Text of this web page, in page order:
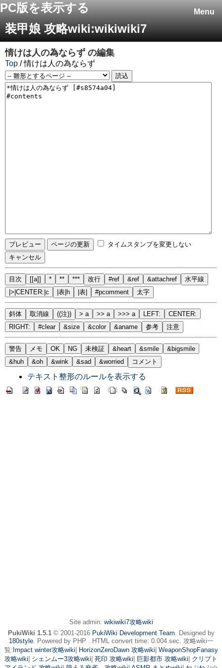
Menu
PC版を表示する
装甲娘 攻略wiki:wikiwiki7
情けは人の為ならず の編集
Top / 情けは人の為ならず
タイムスタンプを変更しない
目次 [[a]] * ** *** 改行 #ref &ref &attachref
水平線
|>|CENTER:|c
|表|h |表| #pcomment 太字
斜体 取消線 ((注)) > a >> a >>> a LEFT:
CENTER:
RIGHT:
#clear &size &color &aname 参考 注意
警告 メモ OK NG 未検証 &heart &smile
&bigsmile
&huh
&oh &wink &sad &worried コメント
テキスト整形のルールを表示する
Site admin: wikiwiki7攻略wiki
PukiWiki 1.5.1© 2001-2016 PukiWiki Development Team. Designed by
180style. Powered by PHP . HTML convert time: 0.004 sec. 攻略wiki一
覧: Impact winter攻略wiki HorizonZeroDawn 攻略wiki WeaponShopFanasy
攻略wiki シェンムー3攻略wiki 死印 攻略wiki 巨影都市 攻略wiki クリプト